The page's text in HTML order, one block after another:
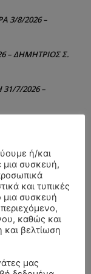
3/8/2026 –
– ΔΗΜΗΤΡΙΟΣ Σ.
7/2026 –
Ε.
– ΑΓΓΕΛΟΣ Κ.
– ΙΩΑΝΝΗΣ
Γ.
ή/και
συσκευή,
και τυπικές
μια συσκευή
καθώς και
και βελτίωση
μας